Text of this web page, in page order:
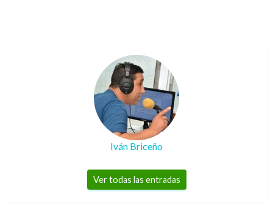
Iván Briceño
Ver todas las entradas